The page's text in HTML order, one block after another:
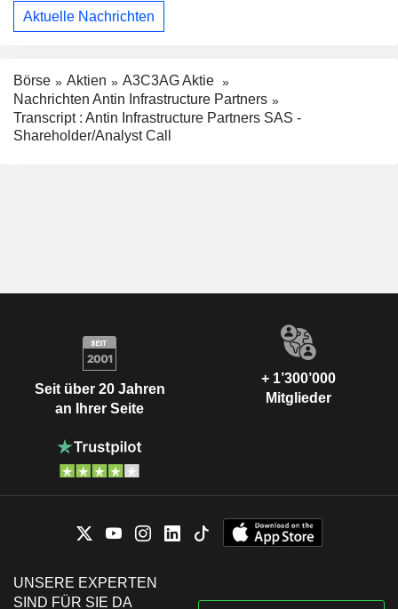
Aktuelle Nachrichten
Börse Aktien
A3C3AG Aktie
Nachrichten Antin Infrastructure Partners
Transcript : Antin Infrastructure Partners SAS -
Shareholder/Analyst Call
Seit über 20 Jahren
an Ihrer Seite
+ 1’300’000
Mitglieder
UNSERE EXPERTEN
SIND FÜR SIE DA